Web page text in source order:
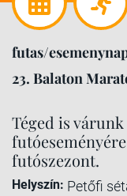
futas/
23. Balaton
Téged is
futószezont.
Helyszín: Petőfi